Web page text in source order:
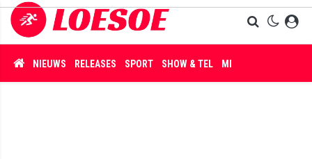
NIEUWS RELEASES SPORT SHOW & TEL MISDAAD